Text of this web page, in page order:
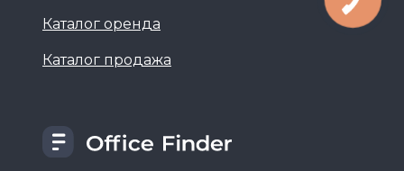
Каталог оренда
Каталог продажа